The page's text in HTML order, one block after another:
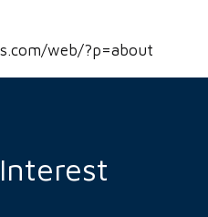
web/?p=about